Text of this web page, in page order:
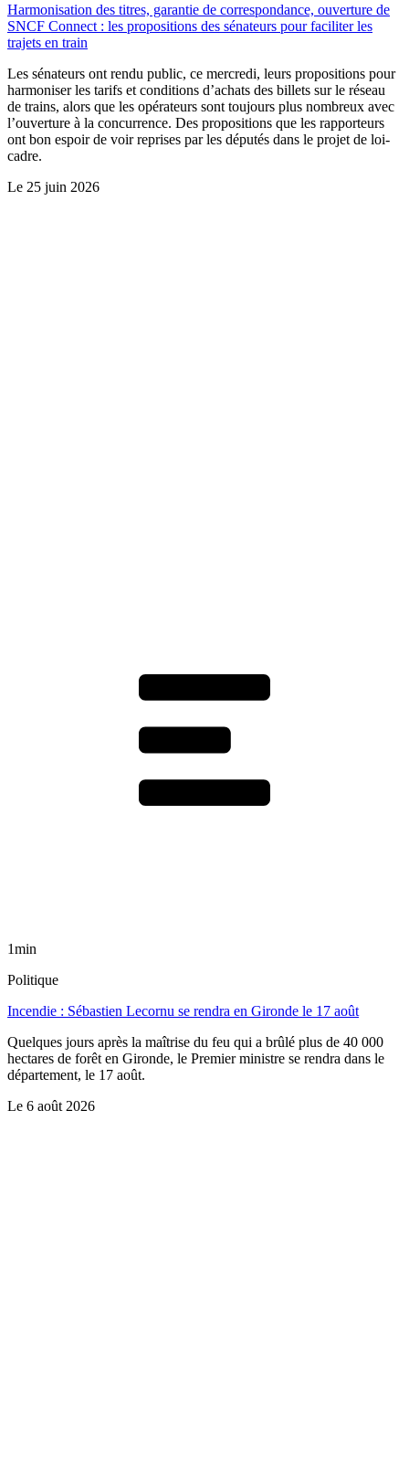
Harmonisation des titres, garantie de correspondance, ouverture de
SNCF Connect : les propositions des sénateurs pour faciliter les
trajets en train
Les sénateurs ont rendu public, ce mercredi, leurs propositions pour
harmoniser les tarifs et conditions d’achats des billets sur le réseau
de trains, alors que les opérateurs sont toujours plus nombreux avec
l’ouverture à la concurrence. Des propositions que les rapporteurs
ont bon espoir de voir reprises par les députés dans le projet de loi-
cadre.
Le 25 juin 2026
1min
Politique
Incendie : Sébastien Lecornu se rendra en Gironde le 17 août
Quelques jours après la maîtrise du feu qui a brûlé plus de 40 000
hectares de forêt en Gironde, le Premier ministre se rendra dans le
département, le 17 août.
Le 6 août 2026